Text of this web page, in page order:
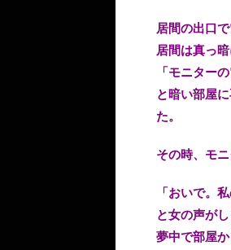
居間の出口
居間は真っ
「モニター
と暗い部屋
た。
その時、モニ
「おいで。
と女の声が
夢中で部屋